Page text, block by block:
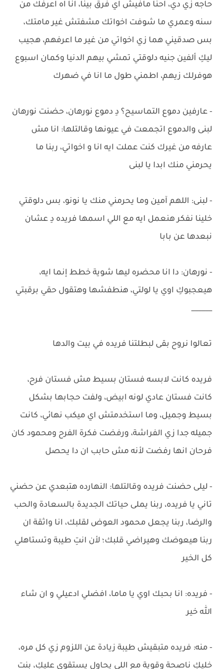
حاجه زي دي، احنا مافيش اي فرق بينا، انا اه اعرفك من
سنه وعمري ما شوفت اخواتك مشفتش غير مامتك،
بس صدقيني هما زي اخواتي من غير ما اعرفهم، هجيب
ليكِ ألفين جنيه دلوقتي تمشي بيهم الدنيا وكمان اسبوع
هوفرلك زيهم، اطمني طول ما انا في ضهرك
- عارفين دموع التماسيح؟ دِ دموع نورهان، حضنت نورهان
لبنى والدموع اتجمعت في عيونها وقالتلها: انا مش
عارفه من غيرك كنت عملت ايه انا و اخواتي، ربنا ما
يحرمني منك ابدا يا لبنى
- لبنى: اللهم آمين وما يحرمني منك يا نونو، بس دلوقتي
خلينا نفكر هنعمل ايه مع اللي اسمها فريده دِ عشان
نبعدها عن بابا
- نورهان: دا انا محضره ليها شوية خطط إنما ايه،
هيعجبوكِ اوي يا لولتي، هنطفشها وهتقول حقي برقبتي
______
تعالوا نروح بقى لبطلتنا فريده في بيت والدها
فريده كانت لابسه فستان بسيط مش فستان فرح،
كانت فستان عادي لونه ابيض، ولفت حجابها بشكل
بسيط وجميل، وما استخدمتش اي ميكب نهائي، كانت
جميله جدا زي الفراشة، ورفضت فكرة الفرح ومحمود كان
فرحان انها رفضت لأنه مش حابب ان دا يحصل
- ليلى حضنت فريده وقالتلها: النهارده هتبعدي عن حضني
تاني يا فريده، ربنا يملى حياتك الجديدة بالسعادة والحب
والرضا، ربنا يجعل محمود العوض لقلبك، انا واثقة ان
ربنا هيعوضك وهيراضي قلبك؛ لأن انتِ طيبة وتستاهلي
كل الخير
- فريده: انا بحبك اوي يا ماما، افضلي ادعيلي و ان شاء
الله خير
- منه: فريده متبقيش طيبة زيادة عن اللزوم زي كل مره،
خليكِ ناصحة وقوية مع اللي يحاول يستقوى عليكِ، بنت